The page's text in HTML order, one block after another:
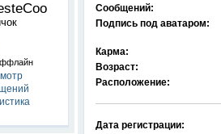
Сообщений:
Подпись под аватаром:
Карма:
Возраст:
Расположение:
Дата регистрации: